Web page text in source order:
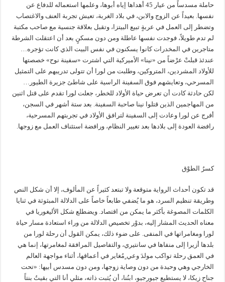
حاملة مسدساً من عيار 45 أهداها إياه أبوها، وعلمها استعماله للدفاع عن
نفسها. بعيداً عن الزوج والابن، في بلاد الغربة، تعيش تجربة العنف والاغتصاب
وتضطر إلى العمل في عربةٍ تبيع البيتزا، وتقبل بعلاقة جنسية مع صاحب مكتبة
لم تدم طويلاً، فوجدت نفسها عاطلة ومن دون مسكنٍ بعد أن اعتقلت الشرطة
متاجرين في المخدرات كانوا يسكنون في نفس البيت الذي كانت تؤجره…
عندئذ قبلتْ عرْضاً من «نينا» الأميركية التي اشترت «سفينة نوح» خصصتها
للأولاد المشردين، المتروكين، وطلبت من لورا أن تتولى تدريبهم على التمثيل
المسرحي، وتعايشهم فوق السفينة الراسية على شاطئ جزيرة الطيور…
لكن حادثة كادت أن تعرض حياة الأولاد للخطر، جعلت لورا تقدم على قتل اثنين
من المهاجمين الذين قتلوا نينا صاحبة السفينة. بعد ستة أشهر في السجن،
أفرج عن لورا وعادت إلى السفينة لترافق الأولاد في تجربتهم المسرحية،
رافضة العودة إلى بلادها بعد تغيير النظام، ورافضة استئناف العمل مع زوجها.
كسرُ الطوْق
قد تكون أحداث الرواية متوقعة ولا تبتعد كثيراً عن المألوف، إلا أن شكل النص
وطريقة تنظيم السرد، هو ما يُضفي طابعاً خاصاً على الدلالة المبثوثة في ثنايا
الكلمات المصوغة بأكثر ما يمكن من اقتصاد. ويضطلع شكل الأليغوريا في
معناه الحديث المشار إليه، بدوْر تخصيص الدلالة من وراء استعادة مسار حياة
لورا ومغامراتها في المنفى. على ضوء ذلك، يمكن القول أن رحلة لورا من
بلدها أزيرا إلى منفاها في سانتيري، والتفاصيل المرافقة لمغامرتها، إنما هي
في العمق رحلة تواكب مولدَ وعي ٍمُغاير في أعماقها، أثناء مواجهة العالم
الخارجي وهي وحيدة من دون وصاية زوجها، ومن دون مسدس أبيها: «تحت
جناح زيكا، لا يستطيع جيورجيو، ابنُنا، أن يُثبت ذاته، مثلي أنا التي بقيتُ بنتاً